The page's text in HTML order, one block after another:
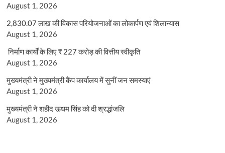
August 1, 2026
2,830.07 लाख की विकास परियोजनाओं का लोकार्पण एवं शिलान्यास
August 1, 2026
निर्माण कार्यों के लिए ₹ 227 करोड़ की वित्तीय स्वीकृति
August 1, 2026
मुख्यमंत्री ने मुख्यमंत्री कैंप कार्यालय में सुनीं जन समस्याएं
August 1, 2026
मुख्यमंत्री ने शहीद ऊधम सिंह को दी श्रद्धांजलि
August 1, 2026